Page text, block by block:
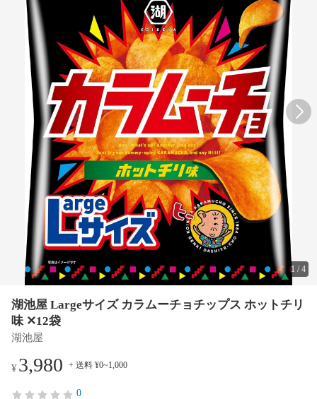
1 /4
湖池屋 Largeサイズ カラムーチョチップス ホットチリ
味 ✕12袋
湖池屋
¥3,980 + 送料 ¥0~1,000
0